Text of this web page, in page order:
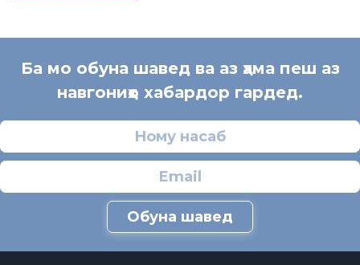
Ба мо обуна шавед ва аз ҳама пеш аз
навгониҳо хабардор гардед.
Обуна шавед